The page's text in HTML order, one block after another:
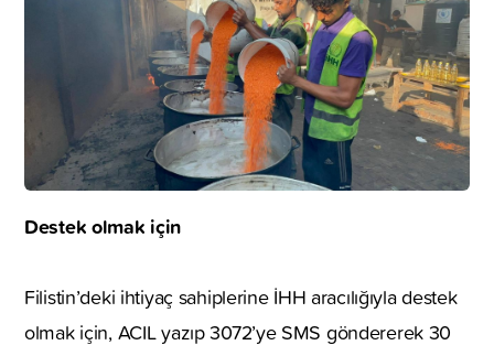
Destek olmak için
Filistin’deki ihtiyaç sahiplerine İHH aracılığıyla destek
olmak için, ACIL yazıp 3072’ye SMS göndererek 30